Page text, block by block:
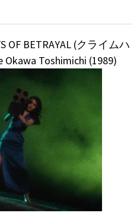
OF BETRAYAL (クライムハ
Toshimichi (1989)